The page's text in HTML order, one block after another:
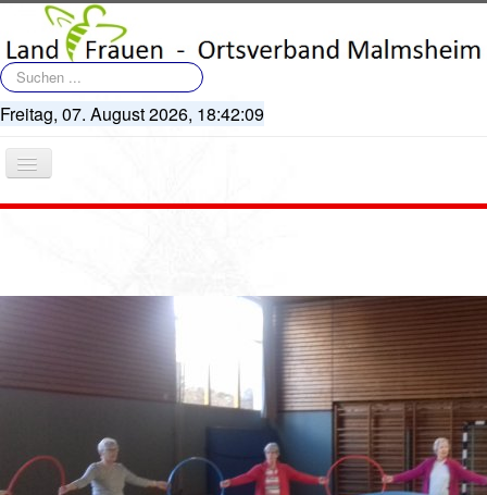
Suchen
...
Freitag, 07. August 2026, 18:42:09
Navigation
an/aus
Startseite
Terminkalender
Bildergalerie